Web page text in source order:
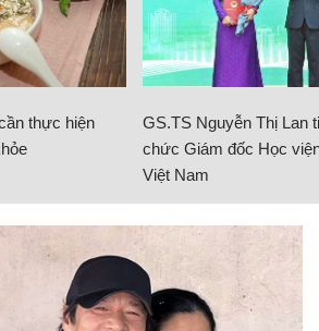
thực hiện
GS.TS Nguyễn Thị Lan
chức Giám đốc Học
Việt Nam